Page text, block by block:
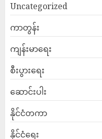
Uncategorized
ကာတွန်း
ကျန်းမာရေး
စီးပွားရေး
ဆောင်းပါး
နိုင်ငံတကာ
နိုင်ငံရေး